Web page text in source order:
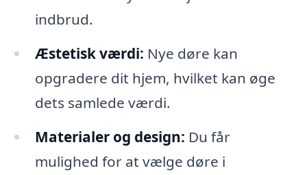
indbrud.
Æstetisk værdi: Nye døre kan
opgradere dit hjem, hvilket kan øge
dets samlede værdi.
Materialer og design: Du får
mulighed for at vælge døre i